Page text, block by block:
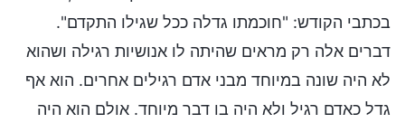
בכתבי הקודש: "חוכמתו גדלה ככל שגילו התקדם".
דברים אלה רק מראים שהיתה לו אנושיות רגילה ושהוא
לא היה שונה במיוחד מבני אדם רגילים אחרים. הוא אף
גדל כאדם רגיל ולא היה בו דבר מיוחד. אולם הוא היה